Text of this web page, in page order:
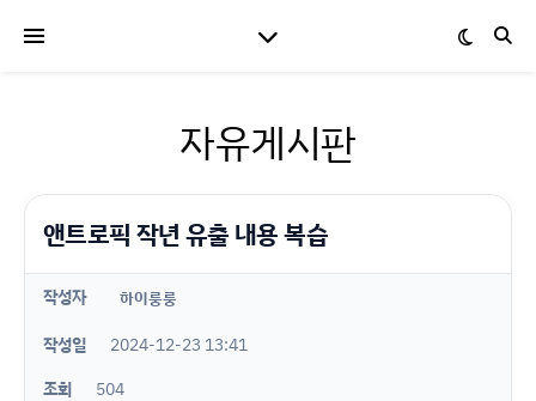
자유게시판
앤트로픽 작년 유출 내용 복습
작성자 하이룽룽
작성일
2024-12-23 13:41
조회
504